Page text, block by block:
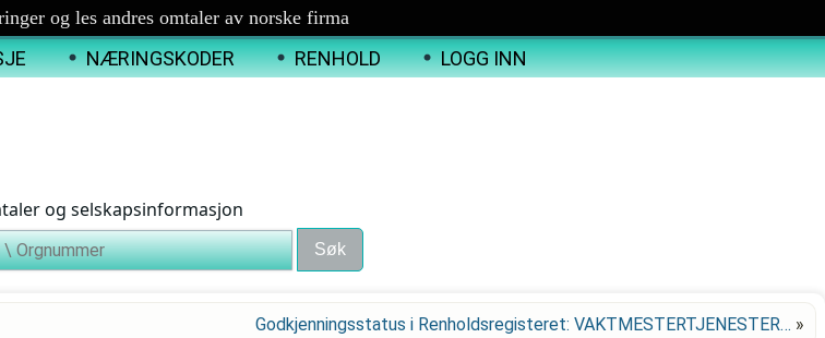
og les andres omtaler av norske firma
NÆRINGSKODER RENHOLD LOGG INN
og selskapsinformasjon
Godkjenningsstatus i Renholdsregisteret: VAKTMESTERTJENESTER… »